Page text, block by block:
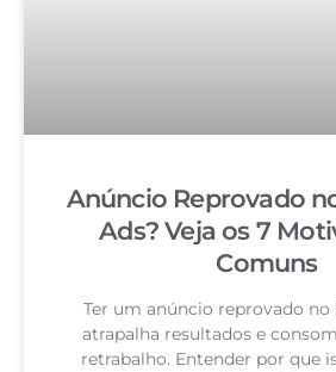
Anúncio Reprovado
Ads? Veja os 7
Comuns
Ter um anúncio reprovado no
atrapalha resultados e
retrabalho. Entender por que